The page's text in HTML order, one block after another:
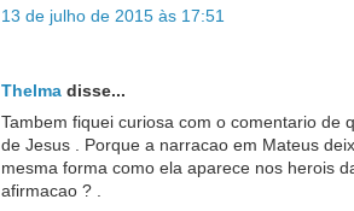
13 de julho de 2015 às 17:51
Thelmadisse...
Tambem fiquei curiosa com o comentario de
de Jesus . Porque a narracao em Mateus
mesma forma como ela aparece nos herois
afirmacao ? .